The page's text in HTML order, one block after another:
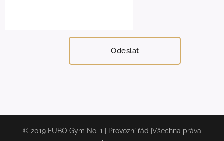
Odeslat
© 2019 FUBO Gym No. 1 | Provozní řád |Všechna práva